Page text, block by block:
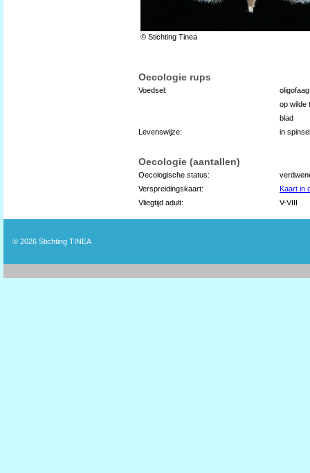
© Stichting Tinea
Oecologie rups
Voedsel:
op wilde
blad
Levenswijze:
in
Oecologie (aantallen)
Oecologische status:
Verspreidingskaart:
Kaart in
Vliegtijd adult:
V-VIII
© 2026 Stichting TINEA